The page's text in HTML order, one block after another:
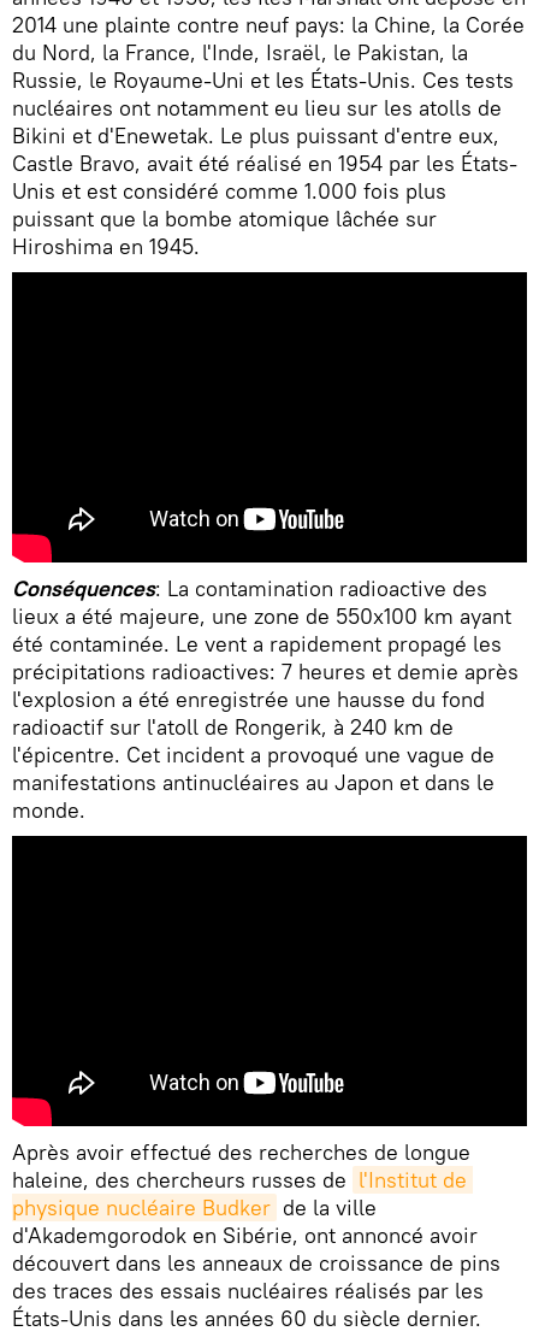
2014 une plainte contre neuf pays: la Chine, la Corée
du Nord, la France, l'Inde, Israël, le Pakistan, la
Russie, le Royaume-Uni et les États-Unis. Ces tests
nucléaires ont notamment eu lieu sur les atolls de
Bikini et d'Enewetak. Le plus puissant d'entre eux,
Castle Bravo, avait été réalisé en 1954 par les États-
Unis et est considéré comme 1.000 fois plus
puissant que la bombe atomique lâchée sur
Hiroshima en 1945.
Conséquences: La contamination radioactive des
lieux a été majeure, une zone de 550x100 km ayant
été contaminée. Le vent a rapidement propagé les
précipitations radioactives: 7 heures et demie après
l'explosion a été enregistrée une hausse du fond
radioactif sur l'atoll de Rongerik, à 240 km de
l'épicentre. Cet incident a provoqué une vague de
manifestations antinucléaires au Japon et dans le
monde.
Après avoir effectué des recherches de longue
haleine, des chercheurs russes de l'Institut de
physique nucléaire Budker de la ville
d'Akademgorodok en Sibérie, ont annoncé avoir
découvert dans les anneaux de croissance de pins
des traces des essais nucléaires réalisés par les
États-Unis dans les années 60 du siècle dernier.